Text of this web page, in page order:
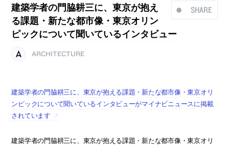
SHARE
建築学者の門脇耕三に、東京が抱え
る課題・新たな都市像・東京オリン
ピックについて聞いているインタビュー
ARCHITECTURE
建築学者の門脇耕三に、東京が抱える課題・新たな都市像・東京オリ
ンピックについて聞いているインタビューがマイナビニュースに掲載
されています
建築学者の門脇耕三に、東京が抱える課題・新たな都市像・東京オリ